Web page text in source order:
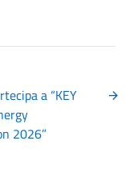
a “KEY
2026”